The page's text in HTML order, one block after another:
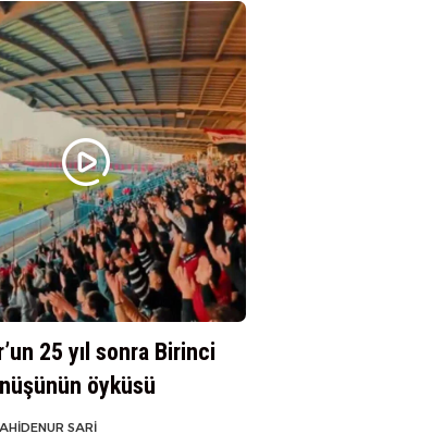
25 yıl sonra Birinci
öyküsü
SARI